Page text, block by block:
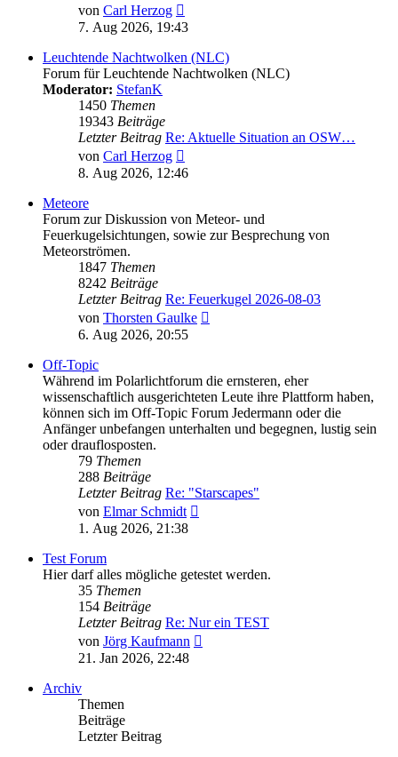
von Carl Herzog
Beitrag
7. Aug 2026, 19:43
Leuchtende Nachtwolken (NLC)
Forum für Leuchtende Nachtwolken (NLC)
Moderator: StefanK
1450 Themen
19343 Beiträge
Letzter Beitrag Re: Aktuelle Situation an OSW…
von Carl Herzog
Beitrag
8. Aug 2026, 12:46
Meteore
Forum zur Diskussion von Meteor- und
Feuerkugelsichtungen, sowie zur Besprechung von
Meteorströmen.
1847 Themen
8242 Beiträge
Letzter Beitrag Re: Feuerkugel 2026-08-03
von Thorsten Gaulke
6. Aug 2026, 20:55
Off-Topic
Während im Polarlichtforum die ernsteren, eher
wissenschaftlich ausgerichteten Leute ihre Plattform haben,
können sich im Off-Topic Forum Jedermann oder die
Anfänger unbefangen unterhalten und begegnen, lustig sein
oder drauflosposten.
79 Themen
288 Beiträge
Letzter Beitrag Re: "Starscapes"
von Elmar Schmidt
1. Aug 2026, 21:38
Test Forum
Hier darf alles mögliche getestet werden.
35 Themen
154 Beiträge
Letzter Beitrag Re: Nur ein TEST
von Jörg Kaufmann
21. Jan 2026, 22:48
Archiv
Themen
Beiträge
Letzter Beitrag